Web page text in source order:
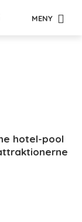
MENY
hotel-pool